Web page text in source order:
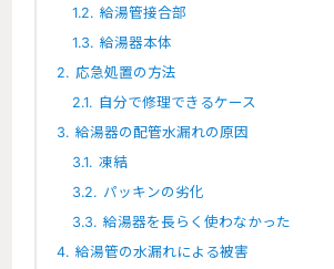
1.2. 給湯管接合部
1.3. 給湯器本体
2. 応急処置の方法
2.1. 自分で修理できるケース
3. 給湯器の配管水漏れの原因
3.1. 凍結
3.2. パッキンの劣化
3.3. 給湯器を長らく使わなかった
4. 給湯管の水漏れによる被害